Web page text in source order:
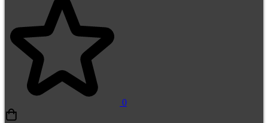
0